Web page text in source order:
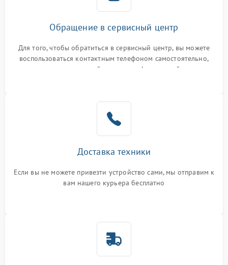
Обращение в сервисный центр
Для того, чтобы обратиться в сервисный центр, вы можете
воспользоваться контактным телефоном самостоятельно,
или оставить свой номер телефона на сайте
Доставка техники
Если вы не можете привезти устройство сами, мы отправим к
вам нашего курьера бесплатно